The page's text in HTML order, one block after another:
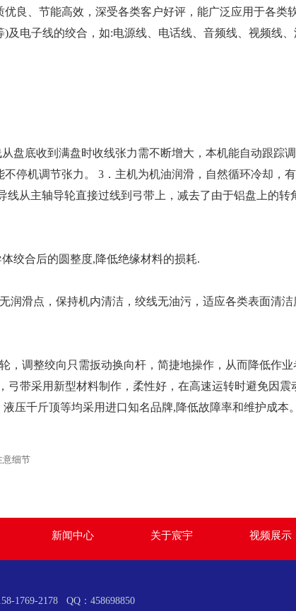
良、节能高效，深受各类客户好评，能广泛应用于各类
及电子线的绞合，如:电源线、电话线、音频线、视频线、
盘底收到满盘时收线张力需不断增大，本机能自动跟踪
停机调节张力。 3．主机为机油润滑，自然循环冷却，
线从主轴导轮直接过线到弓带上，减去了由于铝盘上的转
绞合后的圆整度,降低绝缘材料的损耗.
润滑点，保持机内清洁，绞线无油污，适应各类表面清
，调整绞向只需扳动换向杆，简捷地操作，从而降低作业
弓带采用新型材料制作，柔性好，在高速运转时避免因震
压千斤顶等均采用进口知名品牌,降低故障率和维护成本。
意细节
新闻中心 关于宸宇 视频展示
1769-2178 QQ：458698850